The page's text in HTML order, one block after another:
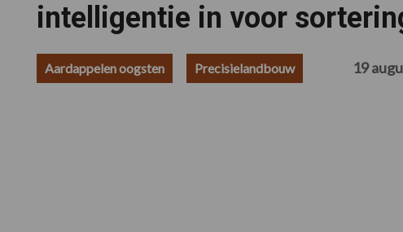
intelligentie in voor
Aardappelen oogsten Precisielandbouw 19